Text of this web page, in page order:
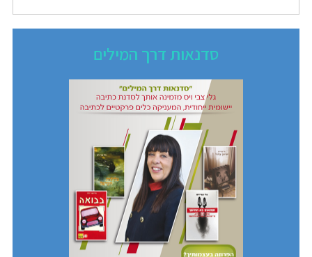
סדנאות דרך המילים